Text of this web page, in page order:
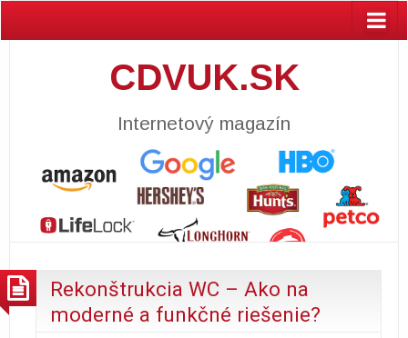
CDVUK.SK
Internetový magazín
Rekonštrukcia WC – Ako na
moderné a funkčné riešenie?